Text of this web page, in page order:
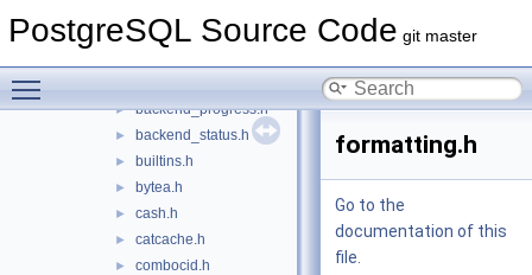
PostgreSQL Source Code git master
► arrayaccess.h
► backend_progress.h
► backend_status.h
► builtins.h
► bytea.h
► cash.h
► catcache.h
► combocid.h
formatting.h
Go to the
documentation of this
file.